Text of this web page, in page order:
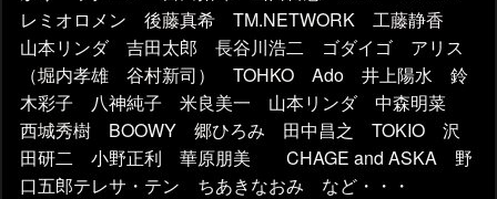
レミオロメン 後藤真希 TM.NETWORK 工藤静香
山本リンダ 吉田太郎 長谷川浩二 ゴダイゴ アリス
（堀内孝雄 谷村新司） TOHKO Ado 井上陽水 鈴
木彩子 八神純子 米良美一 山本リンダ 中森明菜
西城秀樹 BOOWY 郷ひろみ 田中昌之 TOKIO 沢
田研二 小野正利 華原朋美 CHAGE and ASKA 野
口五郎テレサ・テン ちあきなおみ など・・・